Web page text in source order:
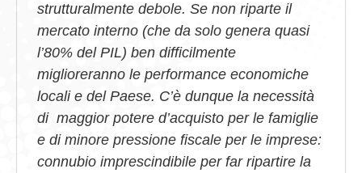
strutturalmente debole. Se non riparte il
mercato interno (che da solo genera quasi
l’80% del PIL) ben difficilmente
miglioreranno le performance economiche
locali e del Paese. C’è dunque la necessità
di maggior potere d’acquisto per le famiglie
e di minore pressione fiscale per le imprese:
connubio imprescindibile per far ripartire la